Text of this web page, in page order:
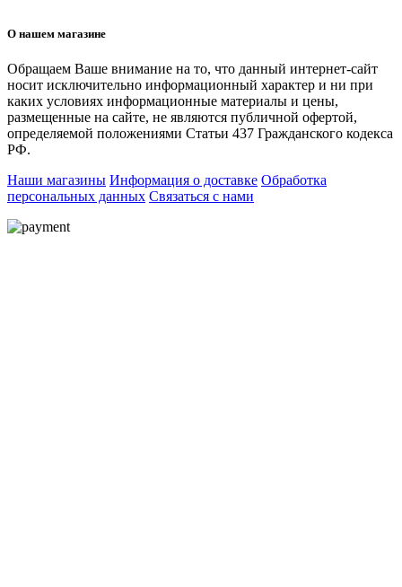
О нашем магазине
Обращаем Ваше внимание на то, что данный интернет-сайт
носит исключительно информационный характер и ни при
каких условиях информационные материалы и цены,
размещенные на сайте, не являются публичной офертой,
определяемой положениями Статьи 437 Гражданского кодекса
РФ.
Наши магазины Информация о доставке Обработка
персональных данных Связаться с нами